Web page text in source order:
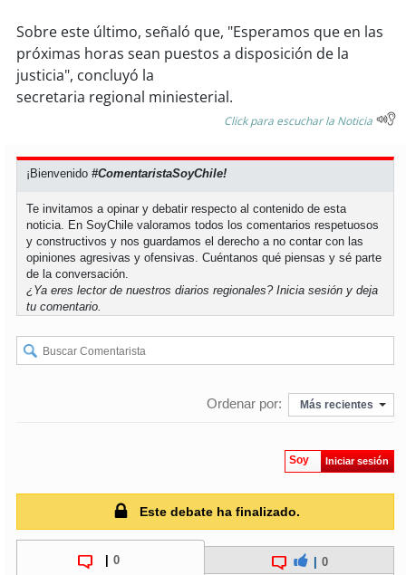
Sobre este último, señaló que, "Esperamos que en las
próximas horas sean puestos a disposición de la
justicia", concluyó la
secretaria regional miniesterial.
Click para escuchar la Noticia
¡Bienvenido#ComentaristaSoyChile!
Te invitamos a opinar y debatir respecto al contenido de esta
noticia. En SoyChile valoramos todos los comentarios respetuosos
y constructivos y nos guardamos el derecho a no contar con las
opiniones agresivas y ofensivas. Cuéntanos qué piensas y sé parte
de la conversación.
¿Ya eres lector de nuestros diarios regionales?Inicia sesión y deja
tu comentario.
Ordenar por: Más recientes
Soy Iniciar sesión
Este debate ha finalizado.
0 0